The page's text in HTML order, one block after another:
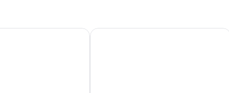
säng
by Hilton San Juan Hotel & CasinoCoral by the Sea Hotel